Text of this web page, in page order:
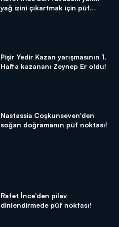
yağ izini çıkartmak için püf
Pişir Yedir Kazan yarışmasının 1.
Hafta kazananı Zeynep Er oldu!
Nastassia Coşkunseven'den
soğan doğramanın püf noktası!
Rafet İnce'den pilav
dinlendirmede püf noktası!